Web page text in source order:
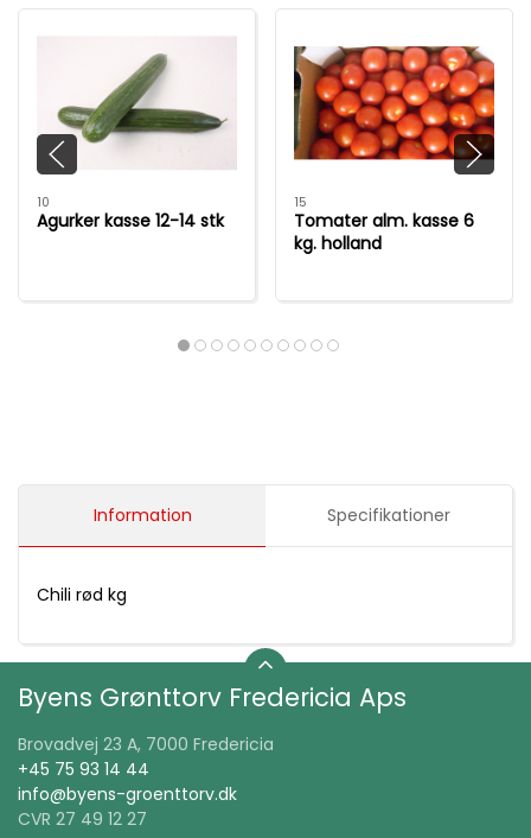
10
Agurker kasse 12-14 stk
15
Tomater alm. kasse 6
kg. holland
Information Specifikationer
Chili rød kg
Byens Grønttorv Fredericia Aps
Brovadvej 23 A, 7000 Fredericia
+45 75 93 14 44
info@byens-groenttorv.dk
CVR 27 49 12 27